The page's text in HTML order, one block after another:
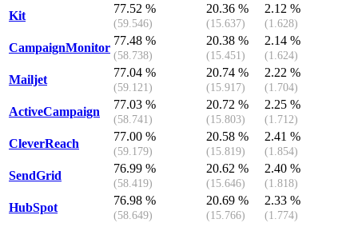
Kit
77.52 %
(59.546)
20.36 %
(15.637)
2.12 %
(1.628)
CampaignMonitor
77.48 %
(58.738)
20.38 %
(15.451)
2.14 %
(1.624)
Mailjet
77.04 %
(59.121)
20.74 %
(15.917)
2.22 %
(1.704)
ActiveCampaign
77.03 %
(58.741)
20.72 %
(15.803)
2.25 %
(1.712)
CleverReach
77.00 %
(59.179)
20.58 %
(15.819)
2.41 %
(1.854)
SendGrid
76.99 %
(58.419)
20.62 %
(15.646)
2.40 %
(1.818)
HubSpot
76.98 %
(58.649)
20.69 %
(15.766)
2.33 %
(1.774)